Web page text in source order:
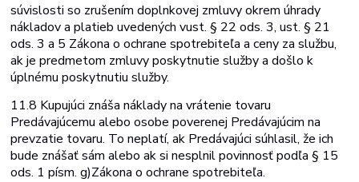
súvislosti so zrušením doplnkovej zmluvy okrem úhrady
nákladov a platieb uvedených vust. § 22 ods. 3, ust. § 21
ods. 3 a 5 Zákona o ochrane spotrebiteľa a ceny za službu,
ak je predmetom zmluvy poskytnutie služby a došlo k
úplnému poskytnutiu služby.
11.8 Kupujúci znáša náklady na vrátenie tovaru
Predávajúcemu alebo osobe poverenej Predávajúcim na
prevzatie tovaru. To neplatí, ak Predávajúci súhlasil, že ich
bude znášať sám alebo ak si nesplnil povinnosť podľa § 15
ods. 1 písm. g)Zákona o ochrane spotrebiteľa.